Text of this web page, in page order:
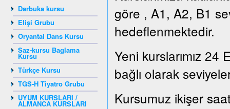
Darbuka kursu
Elişi Grubu
Oryantal Dans Kursu
Saz-kursu Baglama
Kursu
Türkçe Kursu
TGS-H Tiyatro Grubu
UYUM KURSLARI /
ALMANCA KURSLARI
göre , A1, A2, B1
hedeflenmektedir.
Yeni kurslarımız 24
bağlı olarak
Kursumuz ikişer